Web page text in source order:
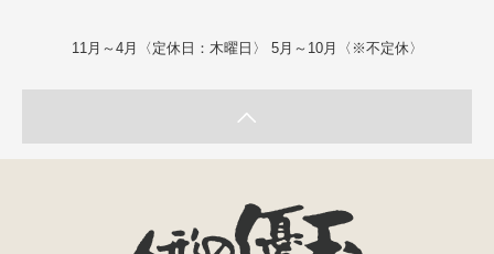
11月～4月〈定休日：木曜日〉 5月～10月〈※不定休〉